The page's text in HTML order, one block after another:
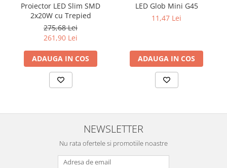
Proiector LED Slim SMD
2x20W cu Trepied
275,68 Lei
261,90 Lei
ADAUGA IN COS
LED Glob Mini G45
11,47 Lei
ADAUGA IN COS
NEWSLETTER
Nu rata ofertele si promotiile noastre